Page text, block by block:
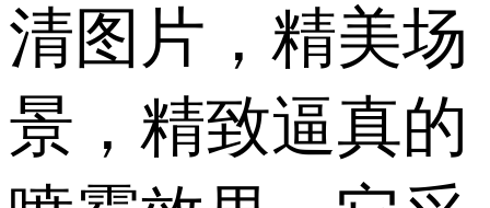
清图片，精美场
景，精致逼真的